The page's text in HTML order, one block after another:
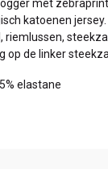
met
katoenen
riemlussen,
op de linker
elastane